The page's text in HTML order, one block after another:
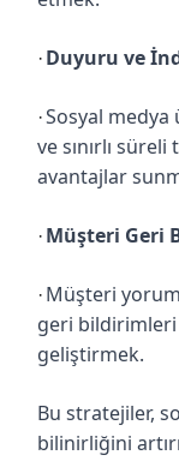
· Duyuru ve
·Sosyal
ve sınırlı
avantajlar
· Müşteri Geri
· Müşteri
geri
geliştirmek.
Bu stratejiler,
bilinirliğini